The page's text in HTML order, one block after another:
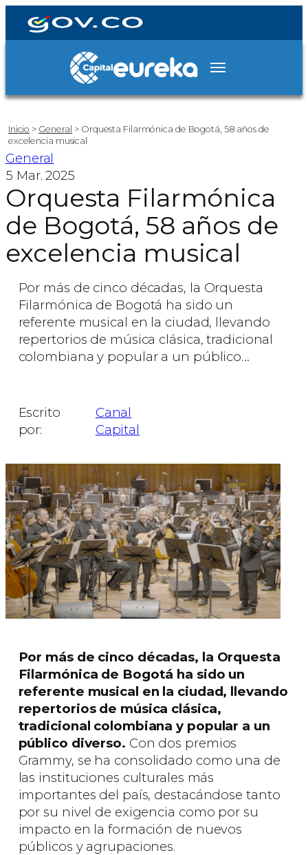
Inicio > General > Orquesta Filarmónica de Bogotá, 58 años de
excelencia musical
General
5 Mar. 2025
Orquesta Filarmónica
de Bogotá, 58 años de
excelencia musical
Por más de cinco décadas, la Orquesta
Filarmónica de Bogotá ha sido un
referente musical en la ciudad, llevando
repertorios de música clásica, tradicional
colombiana y popular a un público…
Escrito
por:
Canal
Capital
Por más de cinco décadas, la Orquesta
Filarmónica de Bogotá ha sido un
referente musical en la ciudad, llevando
repertorios de música clásica,
tradicional colombiana y popular a un
público diverso. Con dos premios
Grammy, se ha consolidado como una de
las instituciones culturales más
importantes del país, destacándose tanto
por su nivel de exigencia como por su
impacto en la formación de nuevos
públicos y agrupaciones.